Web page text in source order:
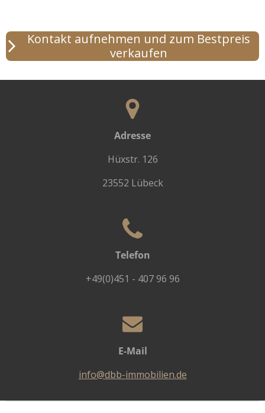
Kontakt aufnehmen und zum Bestpreis
verkaufen
Adresse
Hüxstr. 126
23552 Lübeck
Telefon
+49(0)451 - 407 96 96
E-Mail
info@dbb-immobilien.de